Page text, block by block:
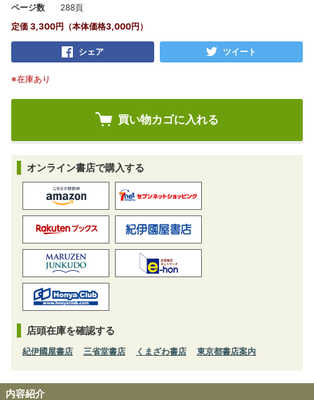
ページ数
288頁
定価 3,300円（本体価格3,000円）
シェア ツイート
※在庫あり
オンライン書店で購入する
店頭在庫を確認する
紀伊國屋書店 三省堂書店 くまざわ書店 東京都書店案内
内容紹介